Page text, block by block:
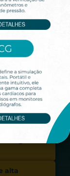
gestión de
de eficiencia
activos,
de
de
con
alta